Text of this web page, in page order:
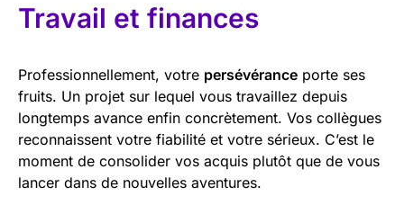
Travail et finances
Professionnellement, votre persévérance porte ses
fruits. Un projet sur lequel vous travaillez depuis
longtemps avance enfin concrètement. Vos collègues
reconnaissent votre fiabilité et votre sérieux. C’est le
moment de consolider vos acquis plutôt que de vous
lancer dans de nouvelles aventures.